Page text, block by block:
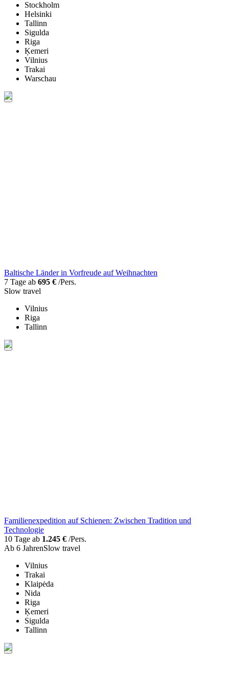
Stockholm
Helsinki
Tallinn
Sigulda
Riga
Ķemeri
Vilnius
Trakai
Warschau
Baltische Länder in Vorfreude auf Weihnachten
7 Tage ab 695 € /Pers.
Slow travel
Vilnius
Riga
Tallinn
Familienexpedition auf Schienen: Zwischen Tradition und
Technologie
10 Tage ab 1.245 € /Pers.
Ab 6 JahrenSlow travel
Vilnius
Trakai
Klaipėda
Nida
Riga
Ķemeri
Sigulda
Tallinn